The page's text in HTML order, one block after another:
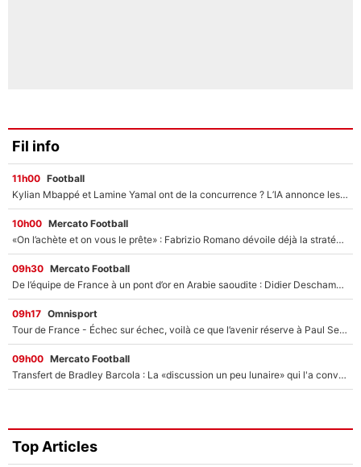
Fil info
11h00 Football
Kylian Mbappé et Lamine Yamal ont de la concurrence ? L’IA annonce les 5 joueurs qui vont dominer le football dans les années à venir !
10h00 Mercato Football
«On l’achète et on vous le prête» : Fabrizio Romano dévoile déjà la stratégie du PSG avec le transfert de Zion Suzuki !
09h30 Mercato Football
De l’équipe de France à un pont d’or en Arabie saoudite : Didier Deschamps a donné sa réponse !
09h17 Omnisport
Tour de France - Échec sur échec, voilà ce que l’avenir réserve à Paul Seixas : «Tant qu’il y aura un Pogacar comme celui-là...»
09h00 Mercato Football
Transfert de Bradley Barcola : La «discussion un peu lunaire» qui l'a convaincu de quitter le PSG, son entourage est pointé du doigt
Top Articles